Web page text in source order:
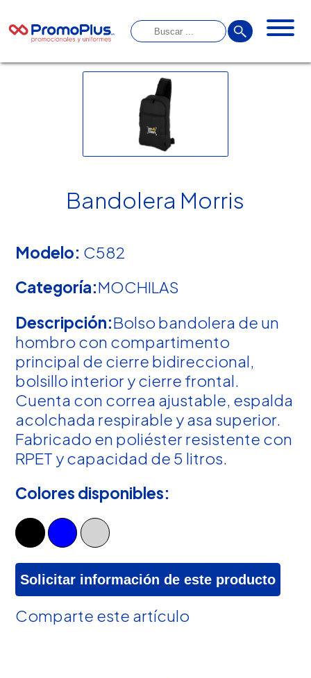
Bandolera Morris
Modelo: C582
Categoría:MOCHILAS
Descripción:Bolso bandolera de un
hombro con compartimento
principal de cierre bidireccional,
bolsillo interior y cierre frontal.
Cuenta con correa ajustable, espalda
acolchada respirable y asa superior.
Fabricado en poliéster resistente con
RPET y capacidad de 5 litros.
Colores disponibles:
Solicitar información de este producto
Comparte este artículo